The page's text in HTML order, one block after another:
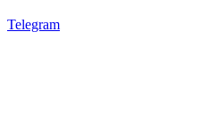
Telegram